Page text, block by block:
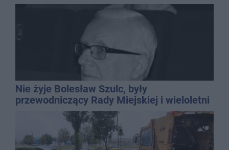
Nie żyje Bolesław Szulc, były
przewodniczący Rady Miejskiej i wieloletni
dyrektor SP 14